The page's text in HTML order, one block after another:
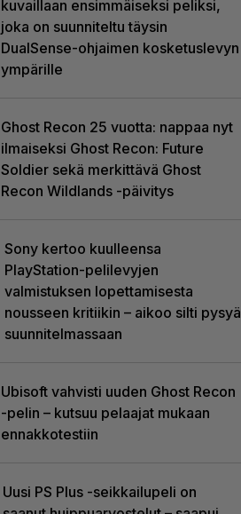
kuvaillaan ensimmäiseksi peliksi,
joka on suunniteltu täysin
DualSense-ohjaimen kosketuslevyn
ympärille
Ghost Recon 25 vuotta: nappaa nyt
ilmaiseksi Ghost Recon: Future
Soldier sekä merkittävä Ghost
Recon Wildlands -päivitys
Sony kertoo kuulleensa
PlayStation-pelilevyjen
valmistuksen lopettamisesta
nousseen kritiikin – aikoo silti pysyä
suunnitelmassaan
Ubisoft vahvisti uuden Ghost Recon
-pelin – kutsuu pelaajat mukaan
ennakkotestiin
Uusi PS Plus -seikkailupeli on